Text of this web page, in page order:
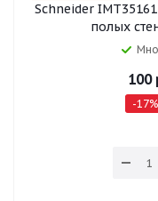
Schneider
100
-17%